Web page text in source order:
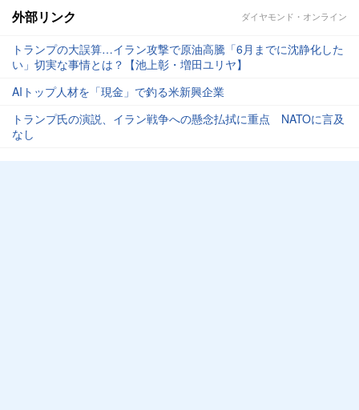
外部リンク ダイヤモンド・オンライン
トランプの大誤算…イラン攻撃で原油高騰「6月までに沈静化した
い」切実な事情とは？【池上彰・増田ユリヤ】
AIトップ人材を「現金」で釣る米新興企業
トランプ氏の演説、イラン戦争への懸念払拭に重点 NATOに言及
なし